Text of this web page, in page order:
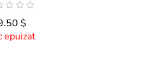
$
epuizat